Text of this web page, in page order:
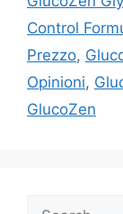
Control
Prezzo,
Opinioni,
GlucoZen
Search